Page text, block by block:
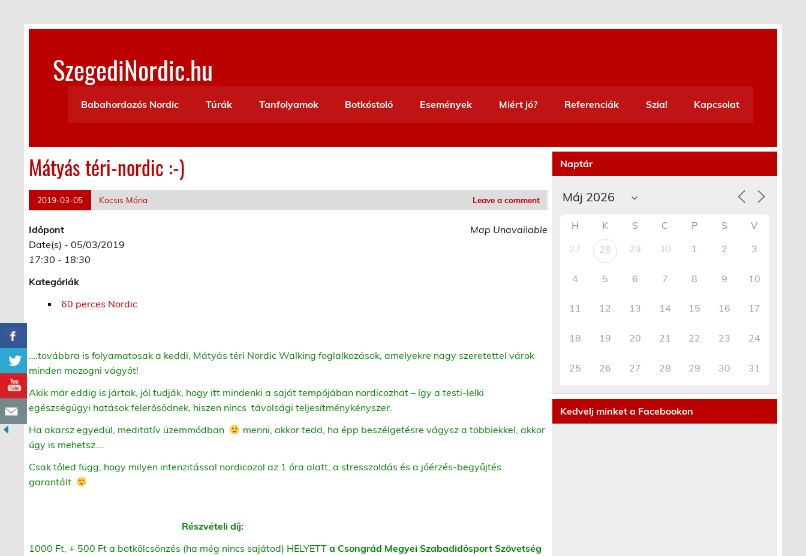
content
SzegediNordic.hu
Babahordozós Nordic
Túrák Tanfolyamok Botkóstoló Események Miért jó? Referenciák Szia! Kapcsolat
Mátyás téri-nordic :-)
2019-03-05 Kocsis Mária Leave a comment
Map Unavailable
Időpont
Date(s) - 05/03/2019
17:30 - 18:30
Kategóriák
60 perces Nordic
….továbbra is folyamatosak a keddi, Mátyás téri Nordic Walking foglalkozások, amelyekre nagy szeretettel várok
minden mozogni vágyót!
Akik már eddig is jártak, jól tudják, hogy itt mindenki a saját tempójában nordicozhat – így a testi-lelki
egészségügyi hatások felerősödnek, hiszen nincs távolsági teljesítménykényszer.
Ha akarsz egyedül, meditatív üzemmódban
menni, akkor tedd, ha épp beszélgetésre vágysz a többiekkel, akkor
úgy is mehetsz….
Csak tőled függ, hogy milyen intenzitással nordicozol az 1 óra alatt, a stresszoldás és a jóérzés-begyűjtés
garantált.
Részvételi díj:
1000 Ft, + 500 Ft a botkölcsönzés (ha még nincs sajátod) HELYETT a Csongrád Megyei Szabadidősport Szövetség
Naptár
H K S C P S
V
27
28 29 30 1 2 3
4 5 6 7 8 9 10
11 12 13 14 15 16 17
18 19 20 21 22 23 24
25 26 27 28 29 30 31
Kedvelj minket a Facebookon